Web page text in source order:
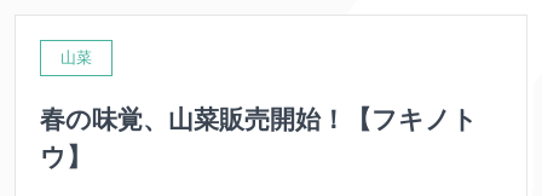
山菜
春の味覚、山菜販売開始！【フキノト
ウ】